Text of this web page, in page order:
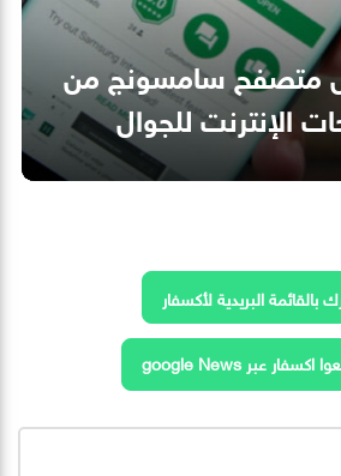
متصفح سامسونج من
الإنترنت للجوال
بالقائمة البريدية لأكسفار